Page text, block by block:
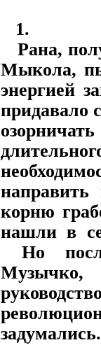
1.
Рана,
Мыкола,
энергией
придавало
направить
корню
нашли в
Но
задумались.